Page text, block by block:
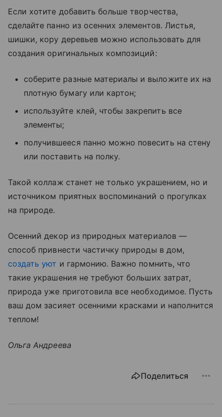
Если хотите добавить больше творчества,
сделайте панно из осенних элементов. Листья,
шишки, кору деревьев можно использовать для
создания оригинальных композиций:
cоберите разные материалы и выложите их на
плотную бумагу или картон;
используйте клей, чтобы закрепить все
элементы;
получившееся панно можно повесить на стену
или поставить на полку.
Такой коллаж станет не только украшением, но и
источником приятных воспоминаний о прогулках
на природе.
Осенний декор из природных материалов —
способ привнести частичку природы в дом,
создать уют и гармонию. Важно помнить, что
такие украшения не требуют больших затрат,
природа уже приготовила все необходимое. Пусть
ваш дом засияет осенними красками и наполнится
теплом!
Ольга Андреева
Поделиться